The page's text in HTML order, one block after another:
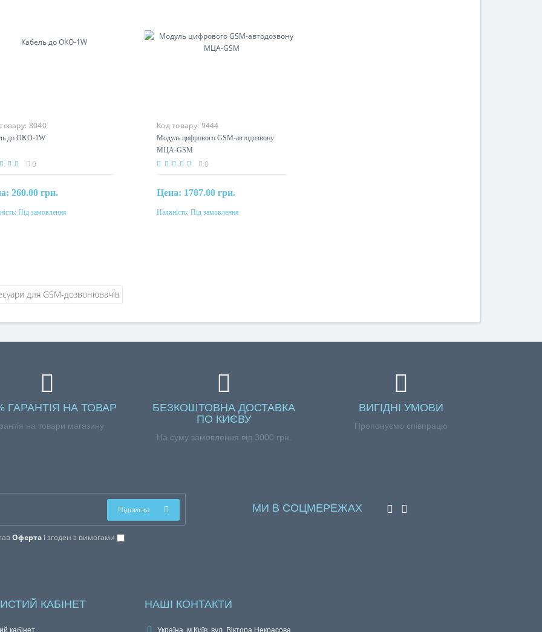
8040
до OKO-1W
0
260.00 грн.
Під замовлення
Під замовлення
Код товару: 9444
Модуль цифрового GSM-
автодозвону МЦА-GSM
0
Цена: 1707.00 грн.
Під замовлення
Наявність: Під замовлення
ГАРАНТІЯ НА ТОВАР
на товари магазину
БЕЗКОШТОВНА ДОСТАВКА
ПО КИЄВУ
На суму замовлення від 3000 грн.
ВИГІДНІ УМОВИ
Пропонуємо співпрацю
Офертаі згоден з вимогами
Підписка МИ В СОЦМЕРЕЖАХ
КАБІНЕТ НАШІ КОНТАКТИ